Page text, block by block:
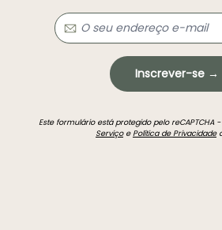
Inscrever-se →
Este formulário está protegido pelo reCAPTCHA
ServiçoePolítica de Privacidade